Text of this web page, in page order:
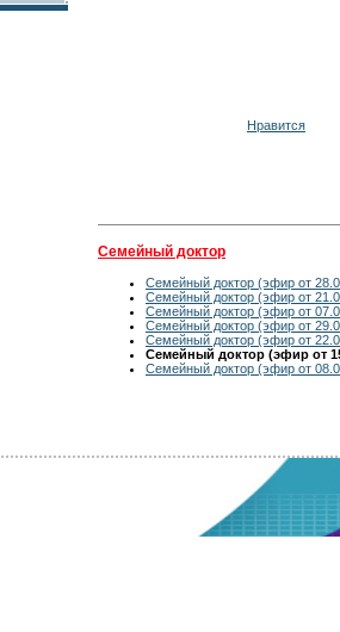
Нравится
Семейный доктор
Семейный доктор (эфир от
Семейный доктор (эфир от
Семейный доктор (эфир от
Семейный доктор (эфир от
Семейный доктор (эфир от
Семейный доктор (эфир от
Семейный доктор (эфир от